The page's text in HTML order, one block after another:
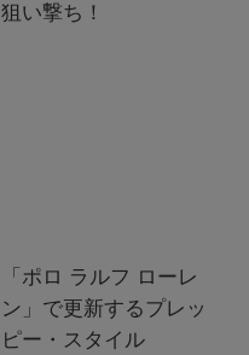
狙い撃ち！
「ポロ ラルフ ローレ
ン」で更新するプレッ
ピー・スタイル